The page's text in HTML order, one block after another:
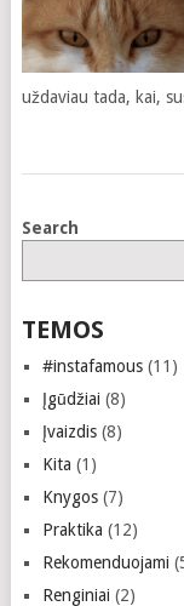
uždaviau tada, kai,
Search
TEMOS
#instafamous(11)
Įgūdžiai (8)
Įvaizdis(8)
Kita (1)
Knygos(7)
Praktika (12)
Rekomenduojami
Renginiai (2)